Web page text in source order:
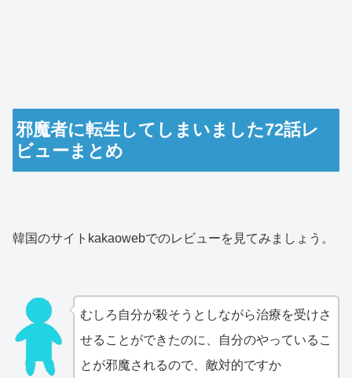
邪魔者に転生してしまいました72話レ
ビューまとめ
韓国のサイトkakaowebでのレビューを見てみましょう。
むしろ自分が殺そうとしながら治療を受けさ
せることができたのに、自分のやっているこ
とが邪魔されるので、敵対的ですか